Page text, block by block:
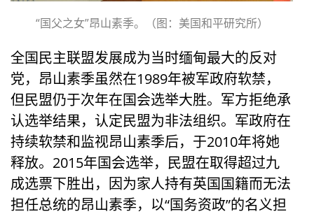
“国父之女”昂山素季。（图：美国和平研究所）
全国民主联盟发展成为当时缅甸最大的反对
党，昂山素季虽然在1989年被军政府软禁，
但民盟仍于次年在国会选举大胜。军方拒绝承
认选举结果，认定民盟为非法组织。军政府在
持续软禁和监视昂山素季后，于2010年将她
释放。2015年国会选举，民盟在取得超过九
成选票下胜出，因为家人持有英国国籍而无法
担任总统的昂山素季，以“国务资政”的名义担